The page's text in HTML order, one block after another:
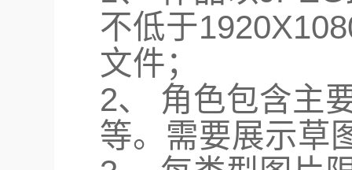
不低于
文件；
2、 角色包含主
等。需要展示草